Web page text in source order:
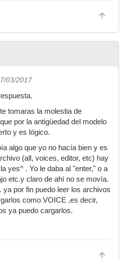
03/2017
tomaras la molestia de
por la antigüedad del modelo
y es lógico.
algo que yo no hacía bien y es
(all, voices, editor, etc) hay
yes^ . Yo le daba al "enter," o a
etc.y claro de ahí no se movía.
ya por fin puedo leer los archivos
como VOICE ,es decir,
ya puedo cargarlos.